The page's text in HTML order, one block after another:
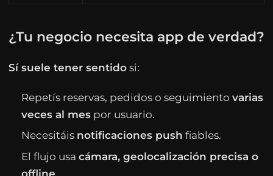
¿Tu negocio necesita app de verdad?
Sí suele tener sentidosi:
Repetís reservas, pedidos o seguimientovarias
veces al mes por usuario.
Necesitáis notificaciones push fiables.
El flujo usacámara, geolocalización precisa o
offline.